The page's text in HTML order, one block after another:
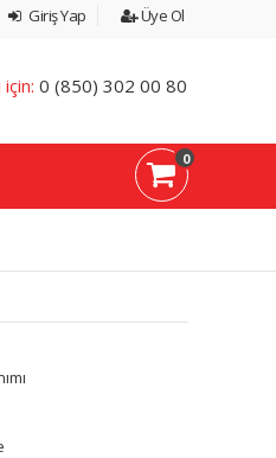
Giriş Yap Üye Ol
için: 0 (850) 302 00 80
0